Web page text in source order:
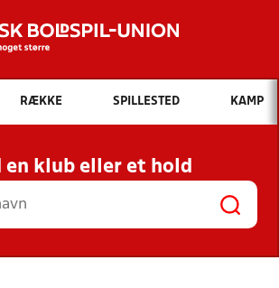
Hvad vil du søge efter?
INDHOLD OG NYHEDER
RESULTATER, KLUBBER OG
HOLD
RÆKKE SPILLESTED KAMP
en klub eller et hold